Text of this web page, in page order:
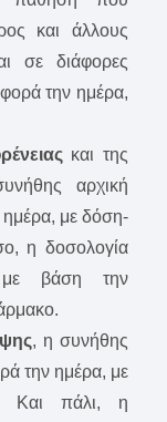
και άλλους
σε διάφορες
την ημέρα,
και της
αρχική
ημέρα, με δόση-
η δοσολογία
με βάση την
, η συνήθης
την ημέρα, με
Και πάλι, η